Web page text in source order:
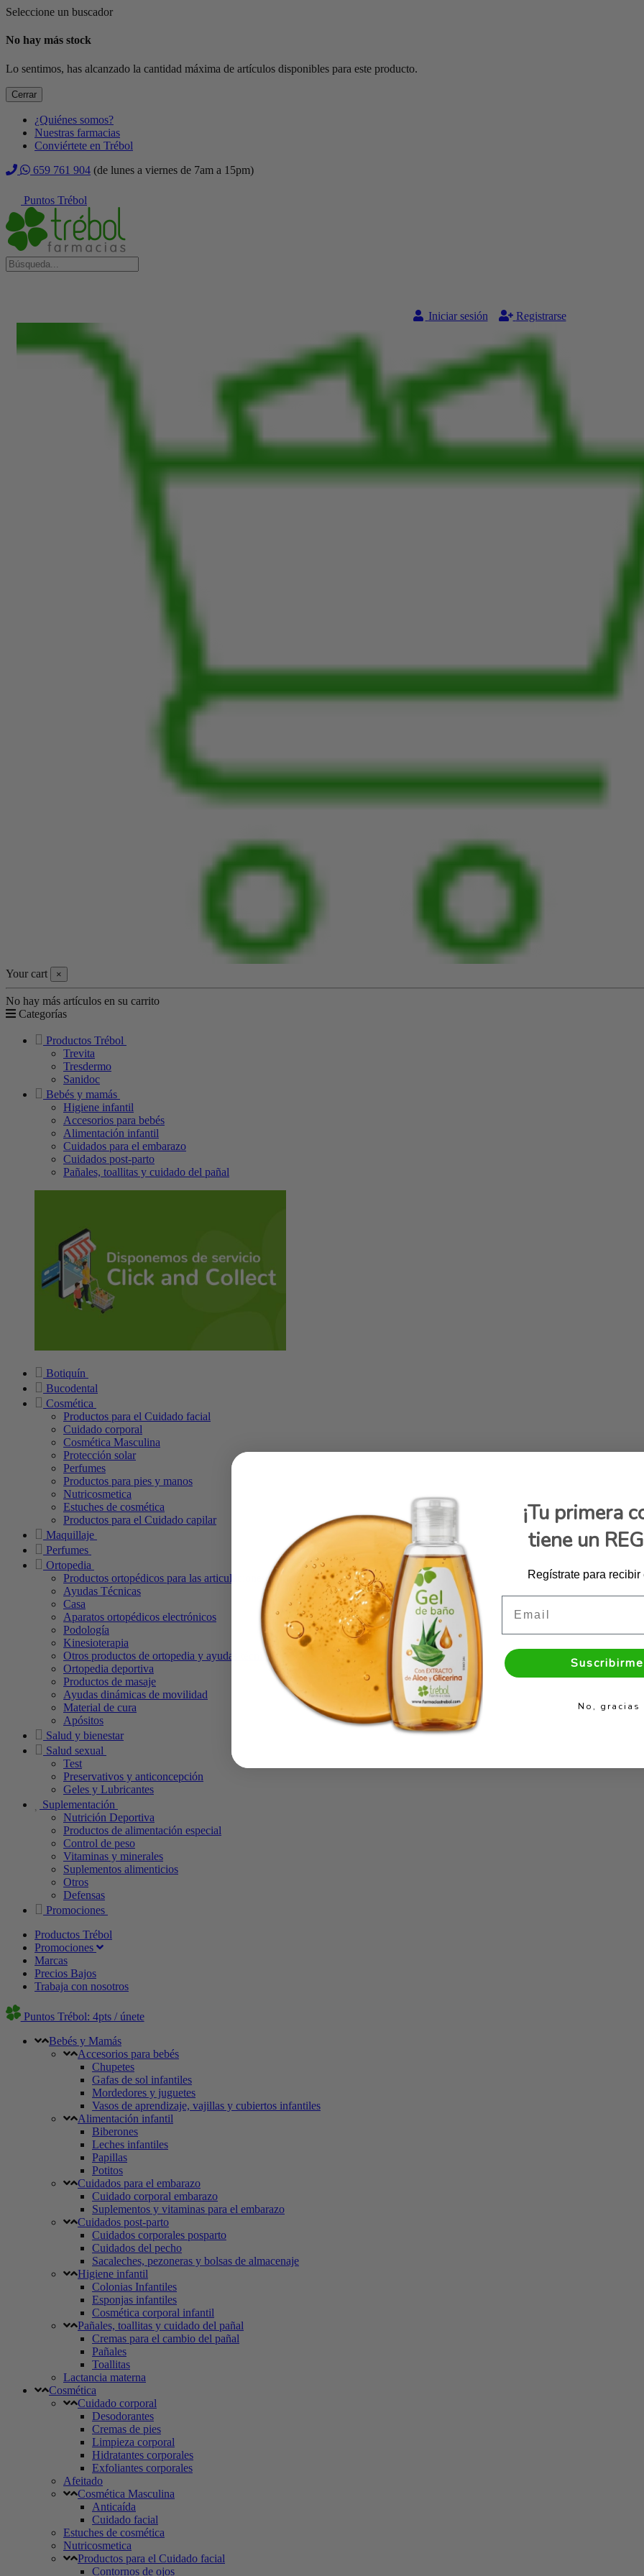
Seleccione un buscador
No hay más stock
Lo sentimos, has alcanzado la cantidad máxima de artículos disponibles para este producto.
Cerrar
¿Quiénes somos?
Nuestras farmacias
Conviértete en Trébol
659 761 904 (de lunes a viernes de 7am a 15pm)
Puntos Trébol
Iniciar sesión Registrarse
Your cart ×
No hay más artículos en su carrito
Categorías
Productos Trébol
Trevita
Tresdermo
Sanidoc
Bebés y mamás
Higiene infantil
Accesorios para bebés
Alimentación infantil
Cuidados para el embarazo
Cuidados post-parto
Pañales, toallitas y cuidado del pañal
Botiquín
Bucodental
Cosmética
Productos para el Cuidado facial
Cuidado corporal
Cosmética Masculina
Protección solar
Perfumes
Productos para pies y manos
Nutricosmetica
Estuches de cosmética
Productos para el Cuidado capilar
Maquillaje
Perfumes
Ortopedia
Productos ortopédicos para las articulaciones
Ayudas Técnicas
Casa
Aparatos ortopédicos electrónicos
Podología
Kinesioterapia
Otros productos de ortopedia y ayudas técnicas
Ortopedia deportiva
Productos de masaje
Ayudas dinámicas de movilidad
Material de cura
Apósitos
Salud y bienestar
Salud sexual
Test
Preservativos y anticoncepción
Geles y Lubricantes
Suplementación
Nutrición Deportiva
Productos de alimentación especial
Control de peso
Vitaminas y minerales
Suplementos alimenticios
Otros
Defensas
Promociones
Productos Trébol
Promociones
Marcas
Precios Bajos
Trabaja con nosotros
Puntos Trébol: 4pts / únete
Bebés y Mamás
Accesorios para bebés
Chupetes
Gafas de sol infantiles
Mordedores y juguetes
Vasos de aprendizaje, vajillas y cubiertos infantiles
Alimentación infantil
Biberones
Leches infantiles
Papillas
Potitos
Cuidados para el embarazo
Cuidado corporal embarazo
Suplementos y vitaminas para el embarazo
Cuidados post-parto
Cuidados corporales posparto
Cuidados del pecho
Sacaleches, pezoneras y bolsas de almacenaje
Higiene infantil
Colonias Infantiles
Esponjas infantiles
Cosmética corporal infantil
Pañales, toallitas y cuidado del pañal
Cremas para el cambio del pañal
Pañales
Toallitas
Lactancia materna
Cosmética
Cuidado corporal
Desodorantes
Cremas de pies
Limpieza corporal
Hidratantes corporales
Exfoliantes corporales
Afeitado
Cosmética Masculina
Anticaída
Cuidado facial
Estuches de cosmética
Nutricosmetica
Productos para el Cuidado facial
Contornos de ojos
¡Tu primera
tiene un
Regístrate para
No, gracias